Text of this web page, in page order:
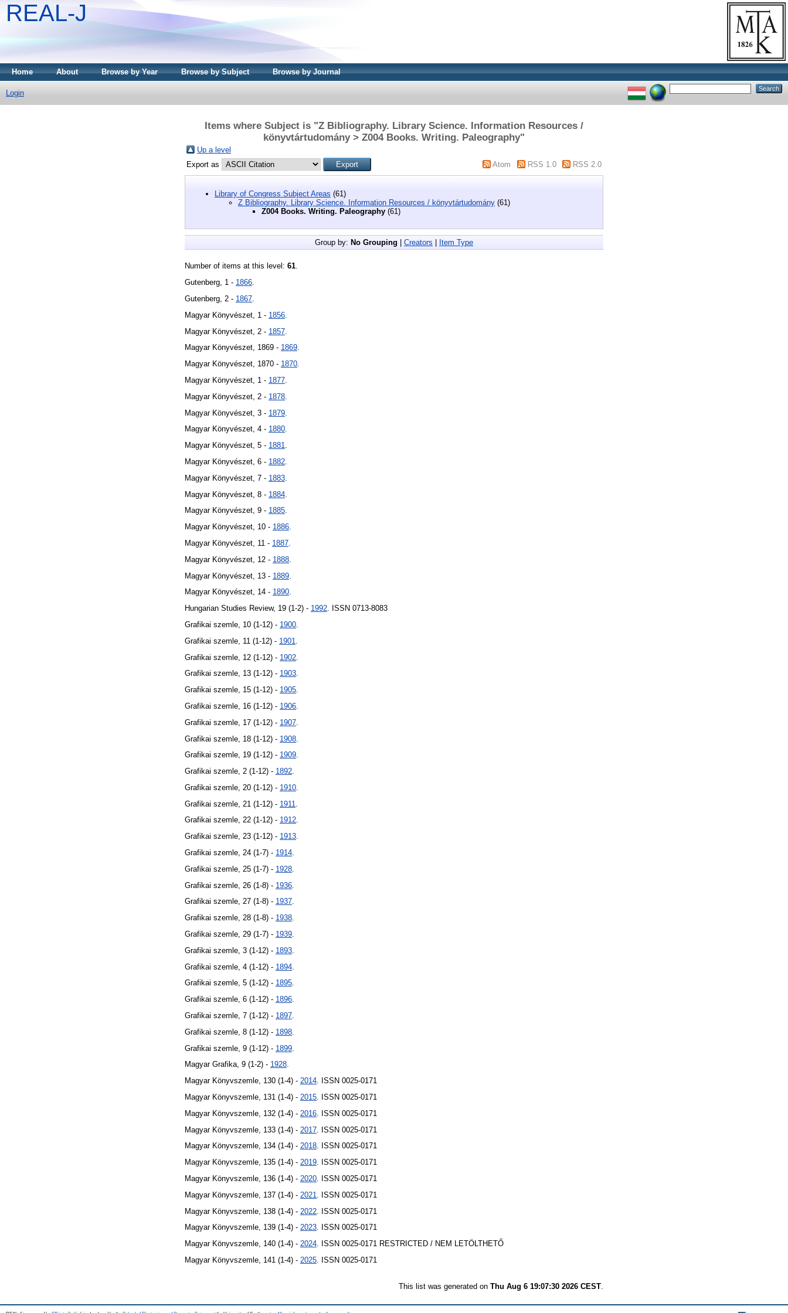
REAL-J
Home About Browse by Year Browse by Subject Browse by Journal
Login
Items where Subject is "Z Bibliography. Library Science. Information Resources /
könyvtártudomány > Z004 Books. Writing. Paleography"
Up a level
Export as
Atom RSS 1.0 RSS 2.0
Library of Congress Subject Areas (61)
Z Bibliography. Library Science. Information Resources / könyvtártudomány (61)
Z004 Books. Writing. Paleography (61)
Group by: No Grouping Creators Item Type
Number of items at this level: 61.
Gutenberg, 1 - 1866.
Gutenberg, 2 - 1867
Magyar Könyvészet, 1 - 1856
Magyar Könyvészet, 2 - 1857
Magyar Könyvészet, 1869 - 1869.
Magyar Könyvészet, 1870 - 1870.
Magyar Könyvészet, 1 - 1877
Magyar Könyvészet, 2 - 1878
Magyar Könyvészet, 3 - 1879
Magyar Könyvészet, 4 - 1880.
Magyar Könyvészet, 5 - 1881.
Magyar Könyvészet, 6 - 1882
Magyar Könyvészet, 7 - 1883
Magyar Könyvészet, 8 - 1884
Magyar Könyvészet, 9 - 1885.
Magyar Könyvészet, 10 - 1886.
Magyar Könyvészet, 11 - 1887
Magyar Könyvészet, 12 - 1888
Magyar Könyvészet, 13 - 1889
Magyar Könyvészet, 14 - 1890.
Hungarian Studies Review, 19 (1-2) - 1992. ISSN 0713-8083
Grafikai szemle, 10 (1-12) - 1900
Grafikai szemle, 11 (1-12) - 1901
Grafikai szemle, 12 (1-12) - 1902
Grafikai szemle, 13 (1-12) - 1903.
Grafikai szemle, 15 (1-12) - 1905.
Grafikai szemle, 16 (1-12) - 1906
Grafikai szemle, 17 (1-12) - 1907
Grafikai szemle, 18 (1-12) - 1908
Grafikai szemle, 19 (1-12) - 1909.
Grafikai szemle, 2 (1-12) - 1892.
Grafikai szemle, 20 (1-12) - 1910
Grafikai szemle, 21 (1-12) - 1911
Grafikai szemle, 22 (1-12) - 1912.
Grafikai szemle, 23 (1-12) - 1913.
Grafikai szemle, 24 (1-7) - 1914.
Grafikai szemle, 25 (1-7) - 1928
Grafikai szemle, 26 (1-8) - 1936
Grafikai szemle, 27 (1-8) - 1937.
Grafikai szemle, 28 (1-8) - 1938.
Grafikai szemle, 29 (1-7) - 1939.
Grafikai szemle, 3 (1-12) - 1893
Grafikai szemle, 4 (1-12) - 1894
Grafikai szemle, 5 (1-12) - 1895.
Grafikai szemle, 6 (1-12) - 1896.
Grafikai szemle, 7 (1-12) - 1897.
Grafikai szemle, 8 (1-12) - 1898
Grafikai szemle, 9 (1-12) - 1899
Magyar Grafika, 9 (1-2) - 1928.
Magyar Könyvszemle, 130 (1-4) - 2014. ISSN 0025-0171
Magyar Könyvszemle, 131 (1-4) - 2015. ISSN 0025-0171
Magyar Könyvszemle, 132 (1-4) - 2016 . ISSN 0025-0171
Magyar Könyvszemle, 133 (1-4) - 2017 . ISSN 0025-0171
Magyar Könyvszemle, 134 (1-4) - 2018. ISSN 0025-0171
Magyar Könyvszemle, 135 (1-4) - 2019. ISSN 0025-0171
Magyar Könyvszemle, 136 (1-4) - 2020. ISSN 0025-0171
Magyar Könyvszemle, 137 (1-4) - 2021
. ISSN 0025-0171
Magyar Könyvszemle, 138 (1-4) - 2022 . ISSN 0025-0171
Magyar Könyvszemle, 139 (1-4) - 2023. ISSN 0025-0171
Magyar Könyvszemle, 140 (1-4) - 2024. ISSN 0025-0171 RESTRICTED / NEM LETÖLTHETŐ
Magyar Könyvszemle, 141 (1-4) - 2025. ISSN 0025-0171
This list was generated on Thu Aug 6 19:07:30 2026 CEST.